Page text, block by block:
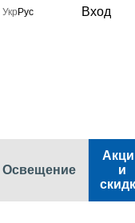
Укр Рус Вход
Освещение
и